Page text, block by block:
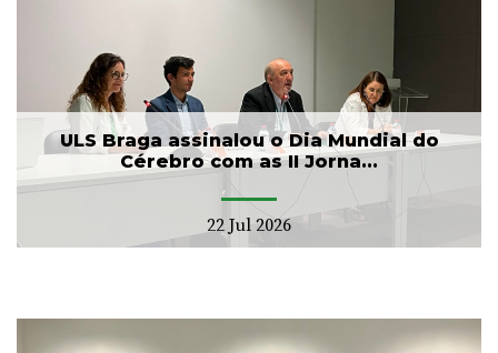
ULS Braga assinalou o Dia Mundial do
Cérebro com as II Jorna...
22 Jul 2026